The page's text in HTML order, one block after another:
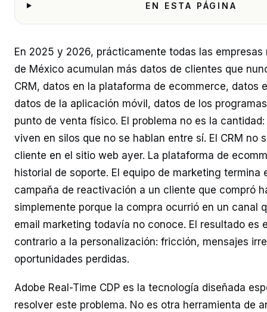
EN ESTA PÁGINA
En 2025 y 2026, prácticamente todas las empresas
de México acumulan más datos de clientes que
CRM, datos en la plataforma de ecommerce, datos
datos de la aplicación móvil, datos de los
punto de venta físico. El problema no es la
viven en silos que no se hablan entre sí. El CRM no
cliente en el sitio web ayer. La plataforma de
historial de soporte. El equipo de marketing termina
campaña de reactivación a un cliente que compró
simplemente porque la compra ocurrió en un canal
email marketing todavía no conoce. El resultado es
contrario a la personalización: fricción, mensajes
oportunidades perdidas.
Adobe Real-Time CDP es la tecnología diseñada
resolver este problema. No es otra herramienta de